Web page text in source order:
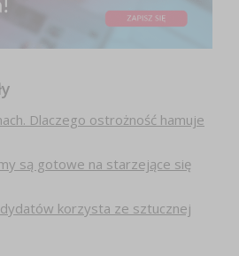
Dlaczego ostrożność hamuje
są gotowe na starzejące się
korzysta ze sztucznej